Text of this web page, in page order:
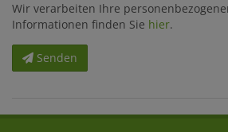
Wir verarbeiten Ihre
Informationen finden Sie hier.
Senden